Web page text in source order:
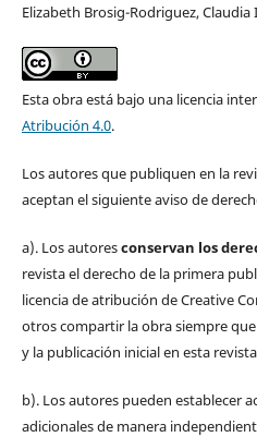
Elizabeth Brosig-Rodriguez,
Esta obra está bajo una licencia
Atribución 4.0.
Los autores que publiquen en la
aceptan el siguiente aviso de
a). Los autoresconservan los
revista el derecho de la primera
licencia de atribución de Creative
otros compartir la obra siempre
y la publicación inicial en esta
b). Los autores pueden establecer
adicionales de manera